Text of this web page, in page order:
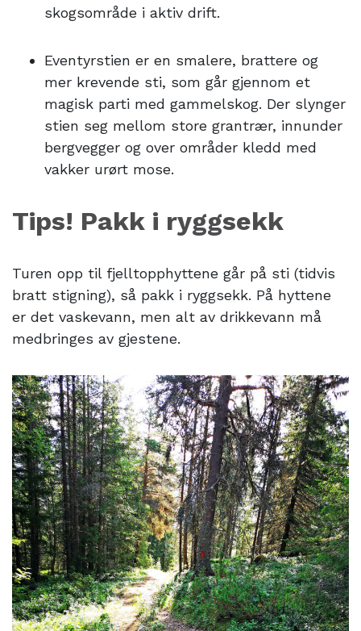
skogsområde i aktiv drift.
Eventyrstien er en smalere, brattere og
mer krevende sti, som går gjennom et
magisk parti med gammelskog. Der slynger
stien seg mellom store grantrær, innunder
bergvegger og over områder kledd med
vakker urørt mose.
Tips! Pakk i ryggsekk
Turen opp til fjelltopphyttene går på sti (tidvis
bratt stigning), så pakk i ryggsekk. På hyttene
er det vaskevann, men alt av drikkevann må
medbringes av gjestene.